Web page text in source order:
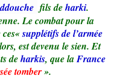
fils deharki.
Le combat pour la
ces«supplétifs de l’armée
est devenu le sien. Et
deharkis, que laFrance
tomber».